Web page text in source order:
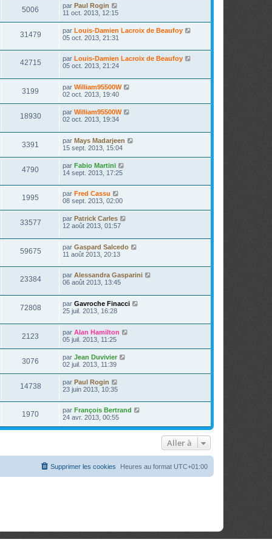
5006 par Paul Rogin
11 oct. 2013, 12:15
31479 par Louis-Damien Lacroix de Beaufoy
05 oct. 2013, 21:31
42715 par Louis-Damien Lacroix de Beaufoy
05 oct. 2013, 21:24
3199 par William95500W
02 oct. 2013, 19:40
18930 par William95500W
02 oct. 2013, 19:34
3391 par Mays Madarjeen
15 sept. 2013, 15:04
4790 par Fabio Martini
14 sept. 2013, 17:25
1995 par Fred Cassu
08 sept. 2013, 02:00
33577 par Patrick Carles
12 août 2013, 01:57
59675 par Gaspard Salcedo
11 août 2013, 20:13
23384 par Alessandra Gasparini
06 août 2013, 13:45
72808 par Gavroche Finacci
25 juil. 2013, 16:28
2123 par Alan Hamilton
05 juil. 2013, 11:25
3076 par Jean Duvivier
02 juil. 2013, 11:39
14738 par Paul Rogin
23 juin 2013, 10:35
1970 par François Bertrand
24 avr. 2013, 00:55
Aller à
Heures au format UTC+01:00
Supprimer les cookies